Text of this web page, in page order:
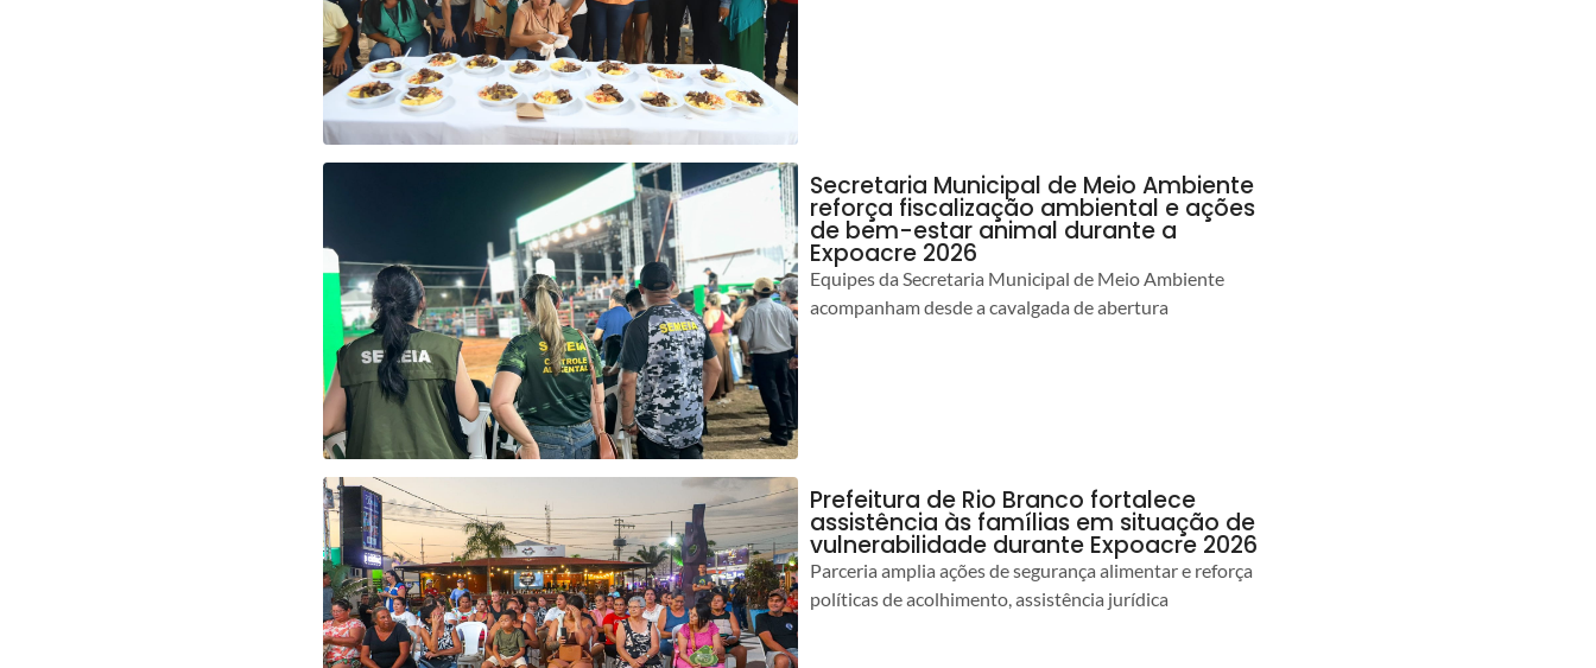
Secretaria Municipal de Meio Ambiente
reforça fiscalização ambiental e ações
de bem-estar animal durante a
Expoacre 2026
Equipes da Secretaria Municipal de Meio Ambiente
acompanham desde a cavalgada de abertura
Prefeitura de Rio Branco fortalece
assistência às famílias em situação de
vulnerabilidade durante Expoacre 2026
Parceria amplia ações de segurança alimentar e reforça
políticas de acolhimento, assistência jurídica